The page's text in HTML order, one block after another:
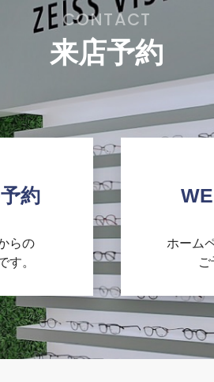
来店予約
約
らの
す。
ホーム
ご